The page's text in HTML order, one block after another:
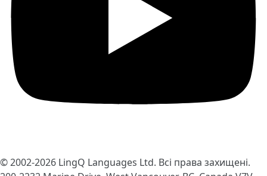
© 2002-2026 LingQ Languages Ltd. Всі права захищені.